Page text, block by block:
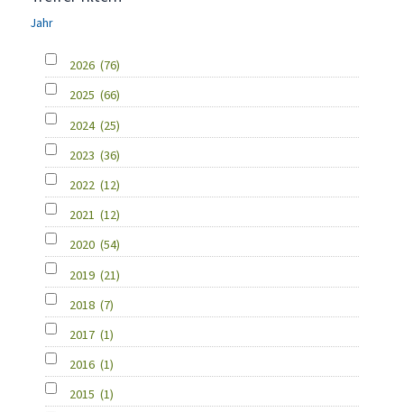
Jahr
2026 (76)
2025 (66)
2024 (25)
2023 (36)
2022 (12)
2021 (12)
2020 (54)
2019 (21)
2018 (7)
2017 (1)
2016 (1)
2015 (1)